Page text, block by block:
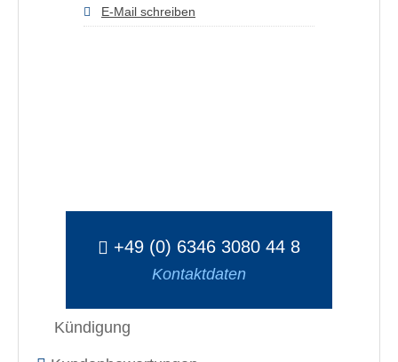
E-Mail schreiben
+49 (0) 6346 3080 44 8
Kontaktdaten
Kündigung